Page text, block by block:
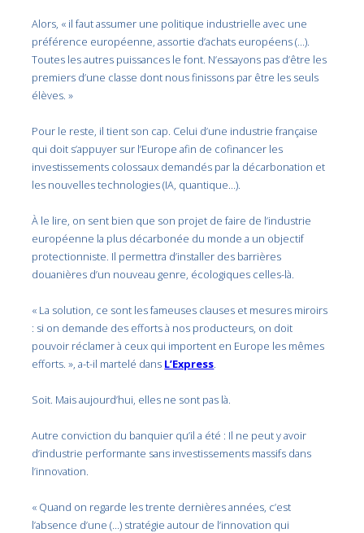
Alors, « il faut assumer une politique industrielle avec une
préférence européenne, assortie d’achats européens (…).
Toutes les autres puissances le font. N’essayons pas d’être les
premiers d’une classe dont nous finissons par être les seuls
élèves. »
Pour le reste, il tient son cap. Celui d’une industrie française
qui doit s’appuyer sur l’Europe afin de cofinancer les
investissements colossaux demandés par la décarbonation et
les nouvelles technologies (IA, quantique…).
À le lire, on sent bien que son projet de faire de l’industrie
européenne la plus décarbonée du monde a un objectif
protectionniste. Il permettra d’installer des barrières
douanières d’un nouveau genre, écologiques celles-là.
« La solution, ce sont les fameuses clauses et mesures miroirs
: si on demande des efforts à nos producteurs, on doit
pouvoir réclamer à ceux qui importent en Europe les mêmes
efforts. », a-t-il martelé dans L’Express.
Soit. Mais aujourd’hui, elles ne sont pas là.
Autre conviction du banquier qu’il a été : Il ne peut y avoir
d’industrie performante sans investissements massifs dans
l’innovation.
« Quand on regarde les trente dernières années, c’est
l’absence d’une (…) stratégie autour de l’innovation qui